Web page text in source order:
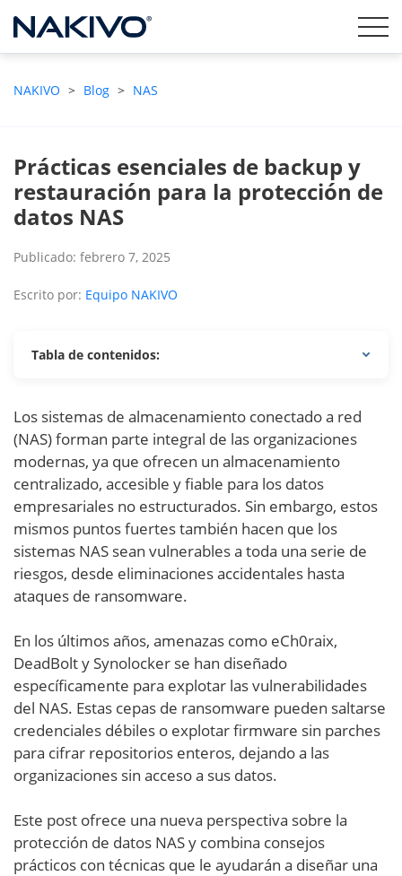
NAKIVO > Blog > NAS
Prácticas esenciales de backup y
restauración para la protección de
datos NAS
Publicado: febrero 7, 2025
Escrito por: Equipo NAKIVO
Tabla de contenidos:
Los sistemas de almacenamiento conectado a red
(NAS) forman parte integral de las organizaciones
modernas, ya que ofrecen un almacenamiento
centralizado, accesible y fiable para los datos
empresariales no estructurados. Sin embargo, estos
mismos puntos fuertes también hacen que los
sistemas NAS sean vulnerables a toda una serie de
riesgos, desde eliminaciones accidentales hasta
ataques de ransomware.
En los últimos años, amenazas como eCh0raix,
DeadBolt y Synolocker se han diseñado
específicamente para explotar las vulnerabilidades
del NAS. Estas cepas de ransomware pueden saltarse
credenciales débiles o explotar firmware sin parches
para cifrar repositorios enteros, dejando a las
organizaciones sin acceso a sus datos.
Este post ofrece una nueva perspectiva sobre la
protección de datos NAS y combina consejos
prácticos con técnicas que le ayudarán a diseñar una